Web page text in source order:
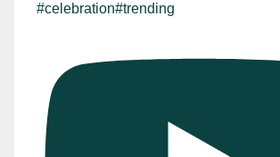
#celebration#trending